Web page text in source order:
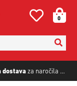
dostavaza naročila nad
0